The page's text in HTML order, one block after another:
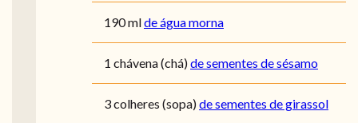
190mlde água morna
1 chávena (chá)de sementes de sésamo
3colheres (sopa)de sementes de girassol